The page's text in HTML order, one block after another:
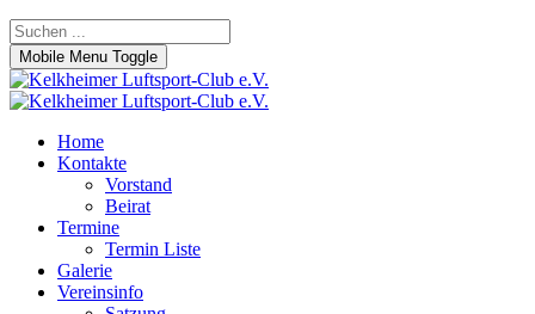
Mobile Menu Toggle
Home
Kontakte
Vorstand
Beirat
Termine
Termin Liste
Galerie
Vereinsinfo